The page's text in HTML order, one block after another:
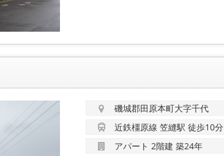
磯城郡田原本町大字千代
近鉄橿原線 笠縫駅 徒歩10分
アパート 2階建 築24年